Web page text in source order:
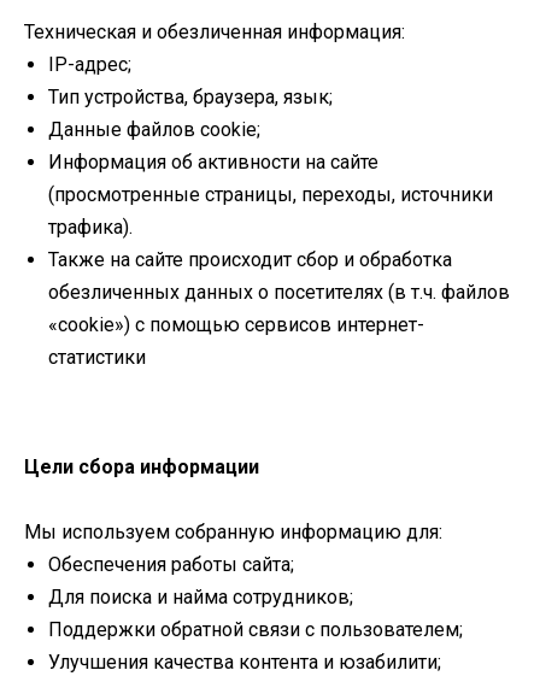
Техническая и обезличенная информация:
IP-адрес;
Тип устройства, браузера, язык;
Данные файлов cookie;
Информация об активности на сайте
(просмотренные страницы, переходы, источники
трафика).
Также на сайте происходит сбор и обработка
обезличенных данных о посетителях (в т.ч. файлов
«cookie») с помощью сервисов интернет-
статистики
Цели сбора информации
Мы используем собранную информацию для:
Обеспечения работы сайта;
Для поиска и найма сотрудников;
Поддержки обратной связи с пользователем;
Улучшения качества контента и юзабилити;